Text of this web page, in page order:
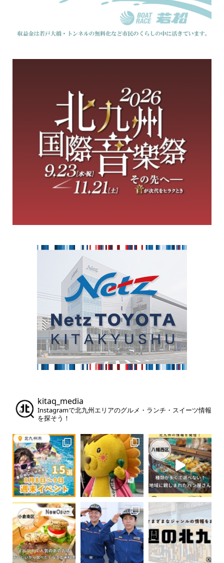
kitaq_media
Instagramで北九州エリアのグルメ・ランチ・スイーツ情報
を探そう！